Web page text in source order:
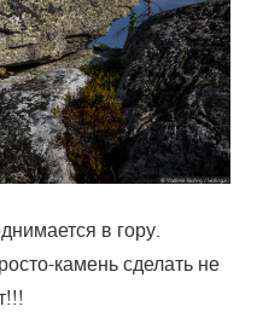
в гору.
камень сделать не